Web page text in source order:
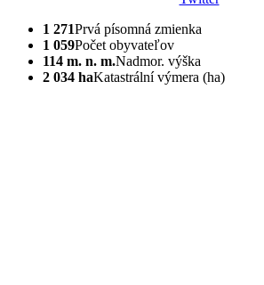
1 271Prvá písomná zmienka
1 059Počet obyvateľov
114 m. n. m.Nadmor. výška
2 034 haKatastrální výmera (ha)